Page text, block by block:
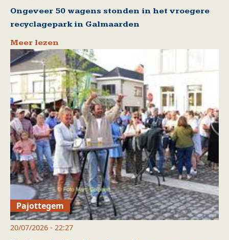
Ongeveer 50 wagens stonden in het vroegere
recyclagepark in Galmaarden
Meer lezen
Pajottegem
20/07/2026 - 22:27